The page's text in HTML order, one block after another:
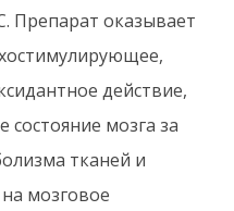
Препарат оказывает
действие,
мозга за
тканей и
мозговое